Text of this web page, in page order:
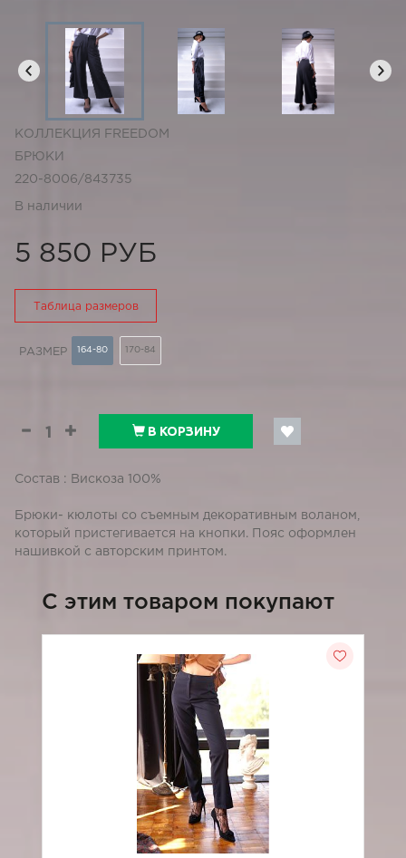
КОЛЛЕКЦИЯ FREEDOM
БРЮКИ
220-8006/843735
В наличии
5 850 РУБ
Таблица размеров
РАЗМЕР 164-80 170-84
В КОРЗИНУ
Состав : Вискоза 100%
Брюки- кюлоты со съемным декоративным воланом,
который пристегивается на кнопки. Пояс оформлен
нашивкой с авторским принтом.
C этим товаром покупают